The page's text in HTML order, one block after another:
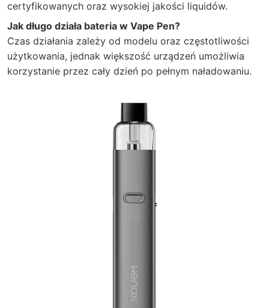
certyfikowanych oraz wysokiej jakości liquidów.
Jak długo działa bateria w Vape Pen?
Czas działania zależy od modelu oraz częstotliwości
użytkowania, jednak większość urządzeń umożliwia
korzystanie przez cały dzień po pełnym naładowaniu.